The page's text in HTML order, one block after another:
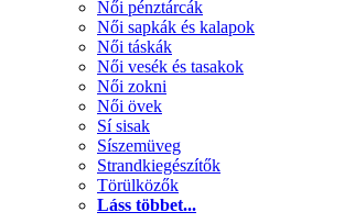
Női pénztárcák
Női sapkák és kalapok
Női táskák
Női vesék és tasakok
Női zokni
Női övek
Sí sisak
Síszemüveg
Strandkiegészítők
Törülközők
Láss többet...